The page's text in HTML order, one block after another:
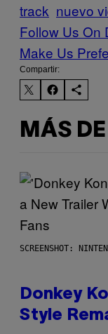
track nuevo
Follow Us On
Make Us
Compartir:
MÁS
SCREENSHOT:
Donkey
Style